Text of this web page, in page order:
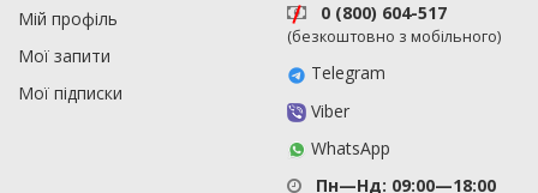
Мій профіль
Мої запити
Мої підписки
0 (800) 604-517
(безкоштовно з мобільного)
Telegram
Viber
WhatsApp
Пн—Нд: 09:00—18:00